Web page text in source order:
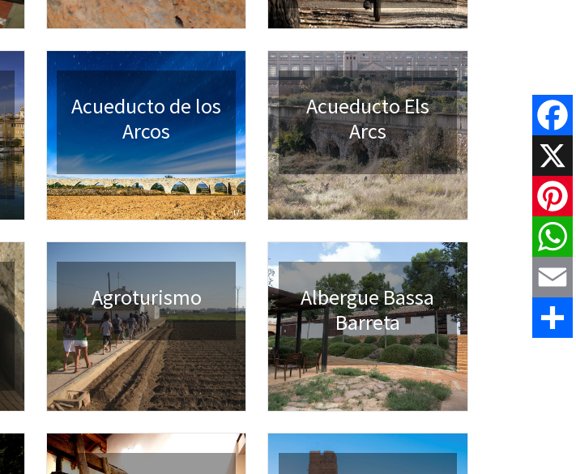
Acueducto de los
Arcos
Acueducto Els
Arcs
Agroturismo
Albergue Bassa
Barreta
X
Email